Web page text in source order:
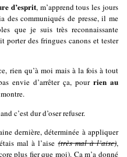
d’esprit, m’apprend tous les jours
des communiqués de presse, il me
que je suis très reconnaissante
porter des fringues canons et tester
rien qu’à moi mais à la fois à tout
envie d’arrêter ça, pour rien au
c’est dur d’oser refuser.
dernière, déterminée à appliquer
mal à l’aise(très mal à l’aise),
plus fier que moi). Ça m’a donné